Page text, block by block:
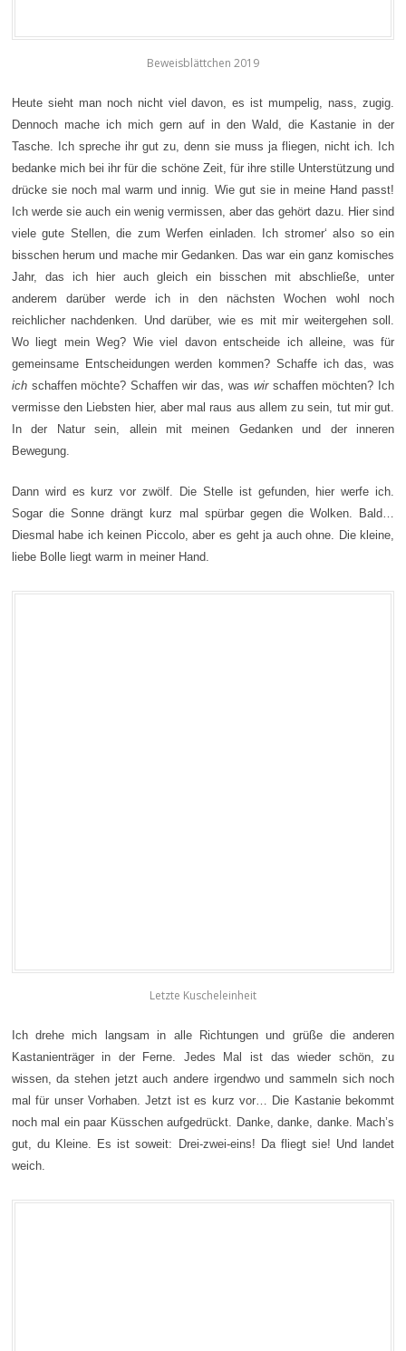
Beweisblättchen 2019
Heute sieht man noch nicht viel davon, es ist mumpelig, nass, zugig.
Dennoch mache ich mich gern auf in den Wald, die Kastanie in der
Tasche. Ich spreche ihr gut zu, denn sie muss ja fliegen, nicht ich. Ich
bedanke mich bei ihr für die schöne Zeit, für ihre stille Unterstützung und
drücke sie noch mal warm und innig. Wie gut sie in meine Hand passt!
Ich werde sie auch ein wenig vermissen, aber das gehört dazu. Hier sind
viele gute Stellen, die zum Werfen einladen. Ich stromer‘ also so ein
bisschen herum und mache mir Gedanken. Das war ein ganz komisches
Jahr, das ich hier auch gleich ein bisschen mit abschließe, unter
anderem darüber werde ich in den nächsten Wochen wohl noch
reichlicher nachdenken. Und darüber, wie es mit mir weitergehen soll.
Wo liegt mein Weg? Wie viel davon entscheide ich alleine, was für
gemeinsame Entscheidungen werden kommen? Schaffe ich das, was
ichschaffen möchte? Schaffen wir das, was wirschaffen möchten? Ich
vermisse den Liebsten hier, aber mal raus aus allem zu sein, tut mir gut.
In der Natur sein, allein mit meinen Gedanken und der inneren
Bewegung.
Dann wird es kurz vor zwölf. Die Stelle ist gefunden, hier werfe ich.
Sogar die Sonne drängt kurz mal spürbar gegen die Wolken. Bald…
Diesmal habe ich keinen Piccolo, aber es geht ja auch ohne. Die kleine,
liebe Bolle liegt warm in meiner Hand.
Letzte Kuscheleinheit
Ich drehe mich langsam in alle Richtungen und grüße die anderen
Kastanienträger in der Ferne. Jedes Mal ist das wieder schön, zu
wissen, da stehen jetzt auch andere irgendwo und sammeln sich noch
mal für unser Vorhaben. Jetzt ist es kurz vor… Die Kastanie bekommt
noch mal ein paar Küsschen aufgedrückt. Danke, danke, danke. Mach’s
gut, du Kleine. Es ist soweit: Drei-zwei-eins! Da fliegt sie! Und landet
weich.